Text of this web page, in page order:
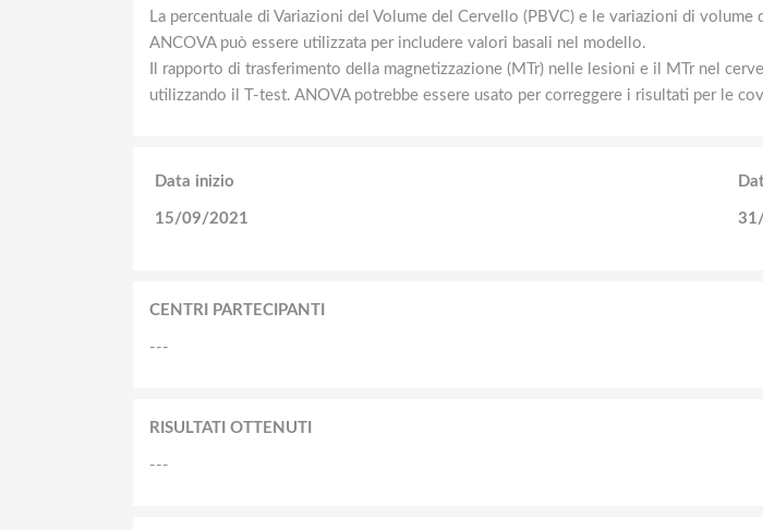
La percentuale di Variazioni del Volume del Cervello (PBVC) e le variazioni di
ANCOVA può essere utilizzata per includere valori basali nel modello.
Il rapporto di trasferimento della magnetizzazione (MTr) nelle lesioni e il MTr nel
utilizzando il T-test. ANOVA potrebbe essere usato per correggere i risultati per le
Data inizio
15/09/2021
CENTRI PARTECIPANTI
---
RISULTATI OTTENUTI
---